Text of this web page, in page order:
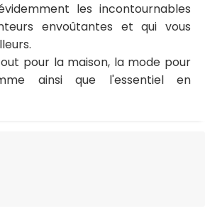
les incontournables
envoûtantes et qui vous
pour la maison, la mode pour
ainsi que l'essentiel en